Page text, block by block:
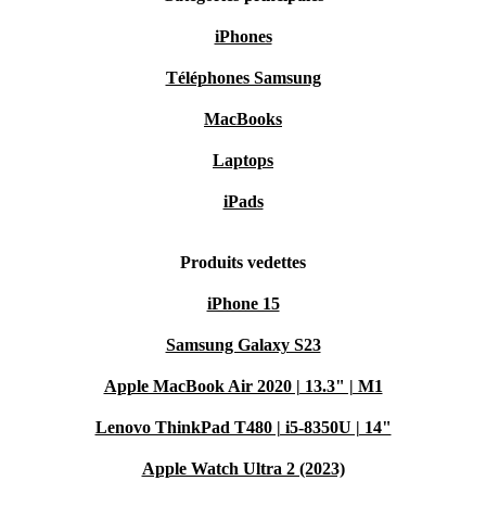
iPhones
Téléphones Samsung
MacBooks
Laptops
iPads
Produits vedettes
iPhone 15
Samsung Galaxy S23
Apple MacBook Air 2020 | 13.3" | M1
Lenovo ThinkPad T480 | i5-8350U | 14"
Apple Watch Ultra 2 (2023)